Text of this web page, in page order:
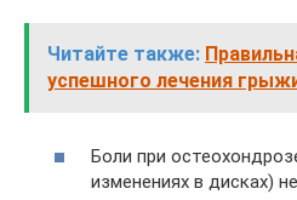
Читайте также:
успешного лечения
Боли при
изменениях в дисках)